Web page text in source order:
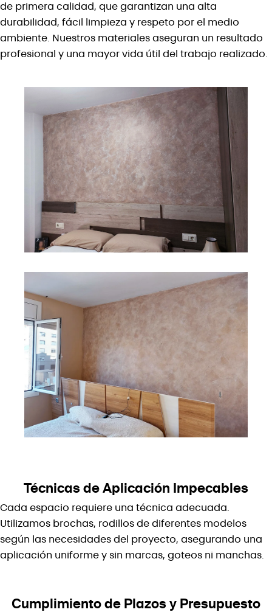
de primera calidad, que garantizan una alta
durabilidad, fácil limpieza y respeto por el medio
ambiente. Nuestros materiales aseguran un resultado
profesional y una mayor vida útil del trabajo realizado.
Técnicas de Aplicación Impecables
Cada espacio requiere una técnica adecuada.
Utilizamos brochas, rodillos de diferentes modelos
según las necesidades del proyecto, asegurando una
aplicación uniforme y sin marcas, goteos ni manchas.
Cumplimiento de Plazos y Presupuesto